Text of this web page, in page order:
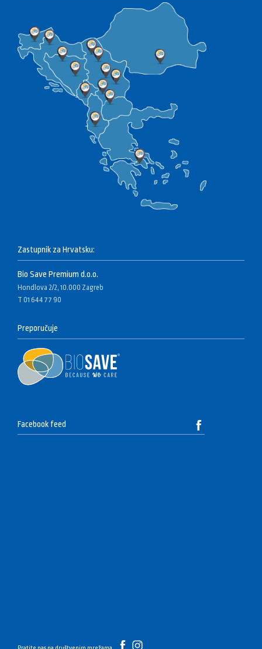
Zastupnik za Hrvatsku:
Bio Save Premium d.o.o.
Hondlova 2/2, 10.000 Zagreb
T 01 644 77 90
Preporučuje
Facebook feed